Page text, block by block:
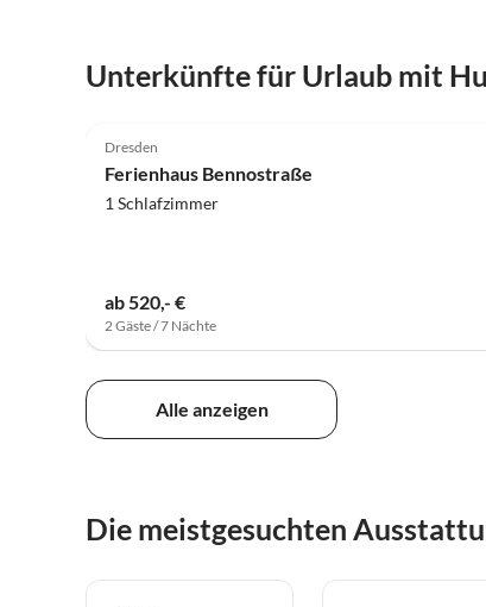
Unterkünfte für Urlaub mit
Dresden
Ferienhaus Bennostraße
1 Schlafzimmer
ab 520,- €
2 Gäste / 7 Nächte
Alle anzeigen
Die meistgesuchten